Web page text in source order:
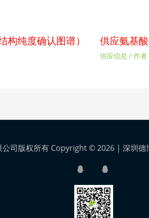
构纯度确认图谱） 供应氨基
供应信息 / 作者
公司版权所有 Copyright © 2026 | 深圳德